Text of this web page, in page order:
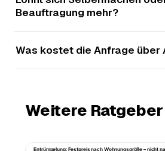
Beauftragung mehr?
Was kostet die Anfrage über
Weitere Ratgeber